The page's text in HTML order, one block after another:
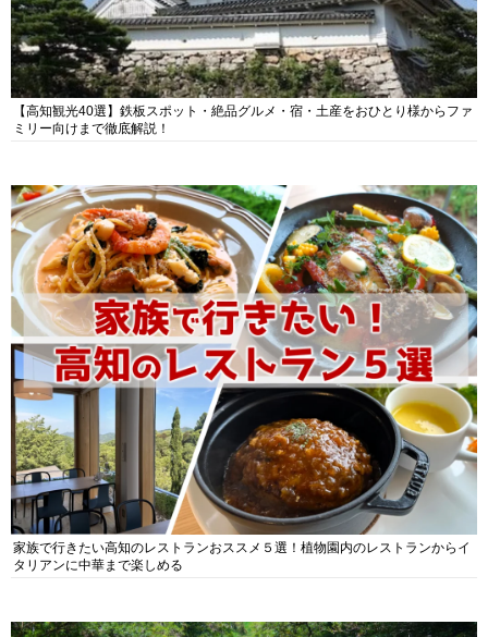
【高知観光40選】鉄板スポット・絶品グルメ・宿・土産をおひとり様からファ
ミリー向けまで徹底解説！
家族で行きたい高知のレストランおススメ５選！植物園内のレストランからイ
タリアンに中華まで楽しめる